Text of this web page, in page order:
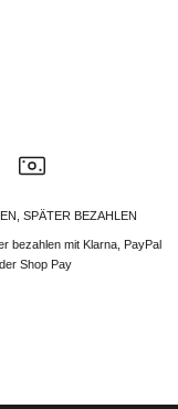
SPÄTER BEZAHLEN
bezahlen mit Klarna, PayPal
Shop Pay